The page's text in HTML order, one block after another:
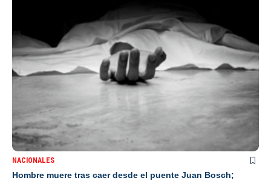
NACIONALES
Hombre muere tras caer desde el puente Juan Bosch;